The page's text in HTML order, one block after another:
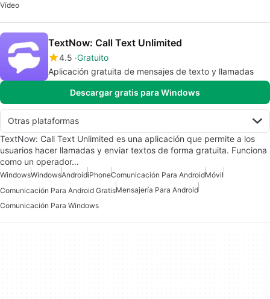
Vídeo
TextNow: Call Text Unlimited
4.5 Gratuito
Aplicación gratuita de mensajes de texto y llamadas
Descargar gratis para Windows
Otras plataformas
TextNow: Call Text Unlimited es una aplicación que permite a los
usuarios hacer llamadas y enviar textos de forma gratuita. Funciona
como un operador…
WindowsWindowsAndroidiPhoneComunicación Para AndroidMóvil
Comunicación Para Android GratisMensajería Para Android
Comunicación Para Windows